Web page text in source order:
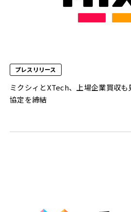
プレスリリース
ミクシィとXTech、上場企業買収
協定を締結